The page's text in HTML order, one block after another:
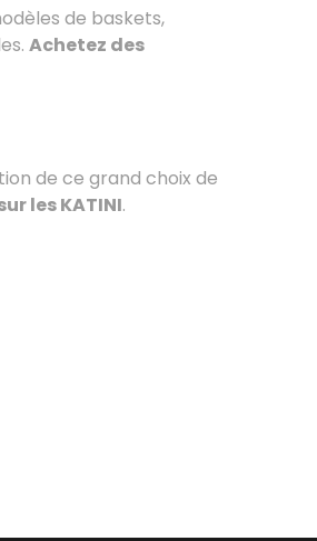
de baskets,
Achetez des
de ce grand choix de
les KATINI.